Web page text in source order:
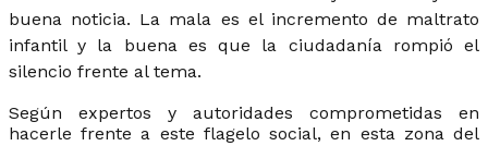
buena noticia. La mala es el incremento de maltrato
infantil y la buena es que la ciudadanía rompió el
silencio frente al tema.
Según expertos y autoridades comprometidas en
hacerle frente a este flagelo social, en esta zona del